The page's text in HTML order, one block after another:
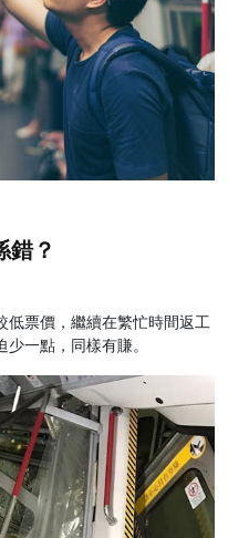
錯？
低票價，繼續在繁忙時間返工
一點，同樣有賺。